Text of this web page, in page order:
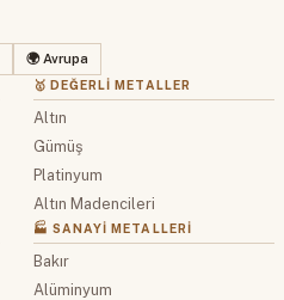
🌍 Avrupa
🥇 DEĞERLI METALLER
Altın
Gümüş
Platinyum
Altın Madencileri
🏭 SANAYI METALLERI
Bakır
Alüminyum